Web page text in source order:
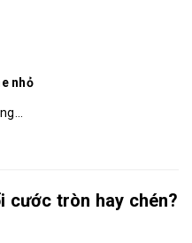
nhỏ
cước tròn hay chén?